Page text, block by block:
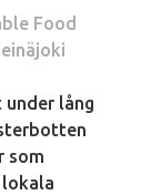
Food
under lång
som